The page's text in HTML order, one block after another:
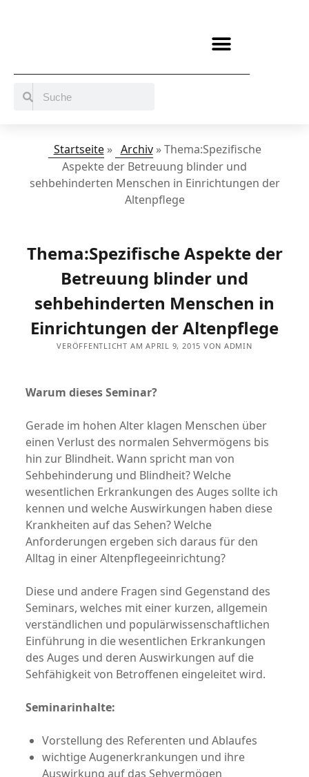
Startseite» Archiv»Thema:Spezifische
Aspekte der Betreuung blinder und
sehbehinderten Menschen in Einrichtungen der
Altenpflege
Thema:Spezifische Aspekte der
Betreuung blinder und
sehbehinderten Menschen in
Einrichtungen der Altenpflege
VERÖFFENTLICHT AM APRIL 9, 2015 VON ADMIN
Warum dieses Seminar?
Gerade im hohen Alter klagen Menschen über
einen Verlust des normalen Sehvermögens bis
hin zur Blindheit. Wann spricht man von
Sehbehinderung und Blindheit? Welche
wesentlichen Erkrankungen des Auges sollte ich
kennen und welche Auswirkungen haben diese
Krankheiten auf das Sehen? Welche
Anforderungen ergeben sich daraus für den
Alltag in einer Altenpflegeeinrichtung?
Diese und andere Fragen sind Gegenstand des
Seminars, welches mit einer kurzen, allgemein
verständlichen und populärwissenschaftlichen
Einführung in die wesentlichen Erkrankungen
des Auges und deren Auswirkungen auf die
Sehfähigkeit von Betroffenen eingeleitet wird.
Seminarinhalte:
Vorstellung des Referenten und Ablaufes
wichtige Augenerkrankungen und ihre
Auswirkung auf das Sehvermögen